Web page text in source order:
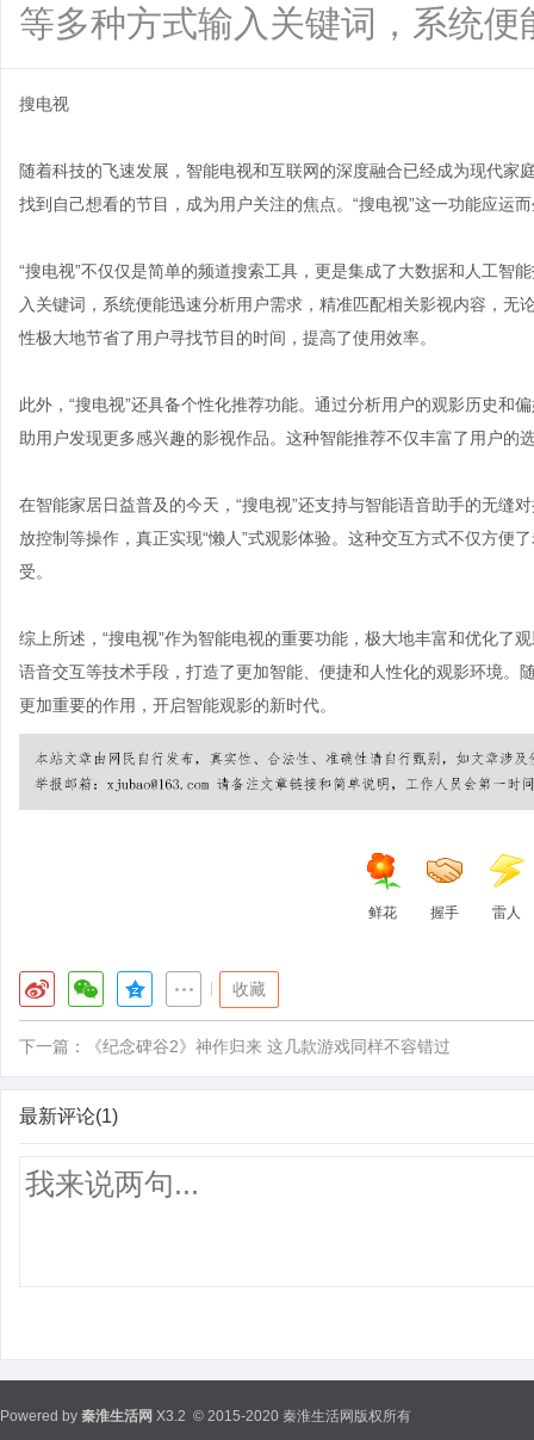
等多种方式输入关键词，系统便
搜电视
随着科技的飞速发展，智能电视和互联网的深度融合已经成为现代
找到自己想看的节目，成为用户关注的焦点。“搜电视”这一功能应运
“搜电视”不仅仅是简单的频道搜索工具，更是集成了大数据和人工智
入关键词，系统便能迅速分析用户需求，精准匹配相关影视内容，
性极大地节省了用户寻找节目的时间，提高了使用效率。
此外，“搜电视”还具备个性化推荐功能。通过分析用户的观影历史和
助用户发现更多感兴趣的影视作品。这种智能推荐不仅丰富了用户
在智能家居日益普及的今天，“搜电视”还支持与智能语音助手的无缝
放控制等操作，真正实现“懒人”式观影体验。这种交互方式不仅方便
受。
综上所述，“搜电视”作为智能电视的重要功能，极大地丰富和优化了
语音交互等技术手段，打造了更加智能、便捷和人性化的观影环境。
更加重要的作用，开启智能观影的新时代。
鲜花 握手 雷人
收藏
下一篇： 《纪念碑谷2》神作归来 这几款游戏同样不容错过
最新评论(1)
Powered by 秦淮生活网 X3.2 © 2015-2020 秦淮生活网版权所有